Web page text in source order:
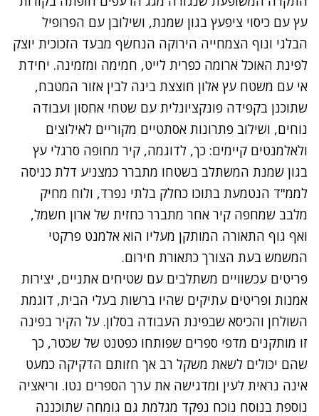
עץ עם כיסוי ציפעץ בגון שמנת, ושילובן עם הפרופיל
הבלגי ונוף הצמחייה הירוקה הנחשף מבעד הזכוכית יוצק
לפינת האוכל ארומה כפרית לייט, חמימה ומזמינה. יחידת
אי עם משטח עץ אלון חוצצת בינה לבין אזור המטבח,
שתוכנן בקפידה פונקציונלית עם שטחי אחסון ועבודה
נוחים, ושילוב פתרונות אסתטיים מקוריים לאילוצים
ולאלמנטים קיימים: כך, לדוגמה, קיר מחופה סרגלי עץ
בגון שמנת המשתלב בשטחו מתברר כמצניע דלת כניסה
לממ"ד הנטמעת בתוכו כחלק בלתי נפרד, ולוח מחיק
מלבב שמחפה קיר אחר מתברר כחזית של ארון חשמל,
ואף גוף התאורה המותקן מעליו הוא אלמנט פרקטי
המשמש בעת הצורך כתאורת חירום.
פריטים עכשוויים משתלבים עם שטיחים אתניים, יצירות
אמנות ופריטים עתיקים שהיו ברשות בעלי הבית, דוגמת
השולחן והכיסא שבפינת העבודה בסלון. על הקיר בפינה
זו מותקנים מדפי ספרים שפותחו כפטנט של שכטר, כך
שהם יכולים לשאת משקל רב אך חזותם הדקיקה כמעט
אינה נראית לעין ומדגישה את ערך הספרים נטו. וריאציה
נוספת בנוסח נוכח נפקד מגלמת גם גומחה שתוכננה